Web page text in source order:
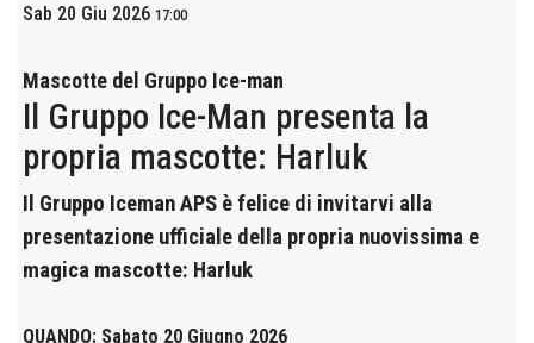
Sab 20 Giu 2026 17:00
Mascotte del Gruppo Ice-man
Il Gruppo Ice-Man presenta la
propria mascotte: Harluk
Il Gruppo Iceman APS è felice di invitarvi alla
presentazione ufficiale della propria nuovissima e
magica mascotte: Harluk
QUANDO: Sabato 20 Giugno 2026